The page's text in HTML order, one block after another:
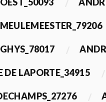
DE LAPORTE_34915